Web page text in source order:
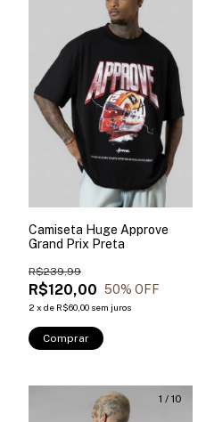
Camiseta Huge Approve
Grand Prix Preta
R$120,00
R$239,99
50% OFF
2 x de R$60,00 sem juros
Comprar
1 / 10